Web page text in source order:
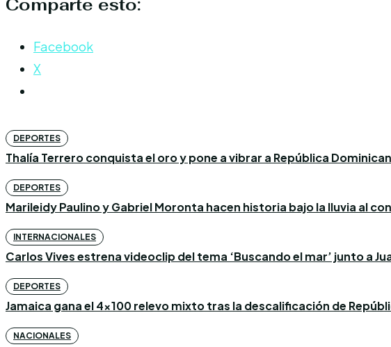
Comparte esto:
Facebook
X
DEPORTES
Thalía Terrero conquista el oro y pone a vibrar a República
DEPORTES
Marileidy Paulino y Gabriel Moronta hacen historia bajo la lluvia al
INTERNACIONALES
Carlos Vives estrena videoclip del tema ‘Buscando el mar’ junto a
DEPORTES
Jamaica gana el 4×100 relevo mixto tras la descalificación de
NACIONALES